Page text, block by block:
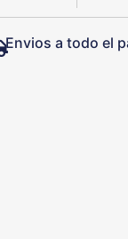
Envios a todo el